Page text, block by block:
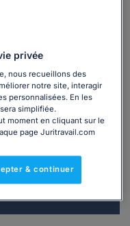
par
à 21h du lundi au
privée
nous recueillons des
notre site, interagir
personnalisées. En les
simplifiée.
moment en cliquant sur le
page Juritravail.com
& continuer